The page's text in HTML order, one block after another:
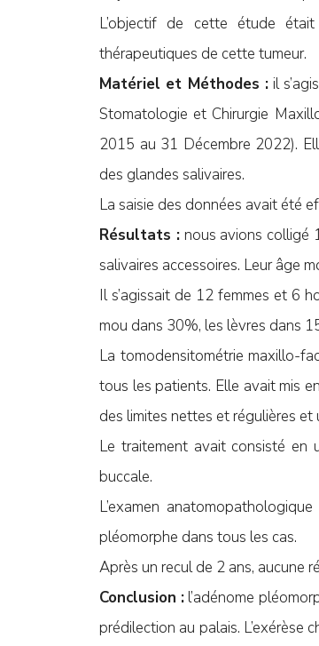
L’objectif de cette étude
thérapeutiques de cette tumeur.
Matériel et Méthodes :il
Stomatologie et Chirurgie
2015 au 31 Décembre 2022).
des glandes salivaires.
La saisie des données avait été
Résultats :nous avions colligé
salivaires accessoires. Leur âge
Il s’agissait de 12 femmes et 6
mou dans 30%, les lèvres dans
La tomodensitométrie maxillo-
tous les patients. Elle avait mis
des limites nettes et régulières
Le traitement avait consisté en
buccale.
L’examen
pléomorphe dans tous les cas.
Après un recul de 2 ans, aucune
Conclusion :l’adénome
prédilection au palais. L’exérèse